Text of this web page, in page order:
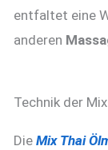
entfaltet eine
anderen
Technik der
Die Mix Thai